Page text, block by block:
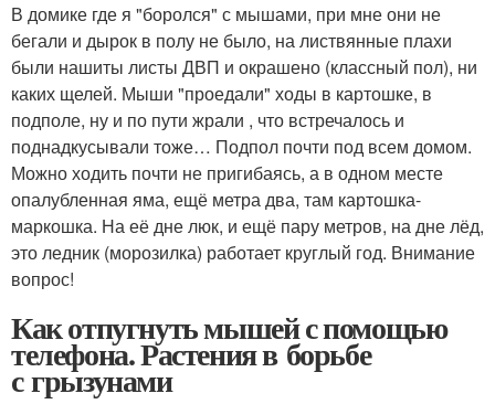
В домике где я "боролся" с мышами, при мне они не
бегали и дырок в полу не было, на листвянные плахи
были нашиты листы ДВП и окрашено (классный пол), ни
каких щелей. Мыши "проедали" ходы в картошке, в
подполе, ну и по пути жрали , что встречалось и
поднадкусывали тоже… Подпол почти под всем домом.
Можно ходить почти не пригибаясь, а в одном месте
опалубленная яма, ещё метра два, там картошка-
маркошка. На её дне люк, и ещё пару метров, на дне лёд,
это ледник (морозилка) работает круглый год. Внимание
вопрос!
Как отпугнуть мышей с помощью
телефона. Растения в борьбе
с грызунами